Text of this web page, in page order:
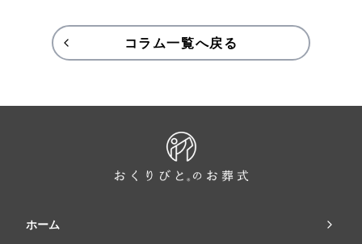
コラム一覧へ戻る